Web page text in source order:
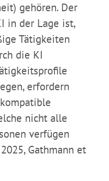
gehören. Der
in der Lage ist,
Tätigkeiten
die KI
erfordern
nicht alle
verfügen
Gathmann et